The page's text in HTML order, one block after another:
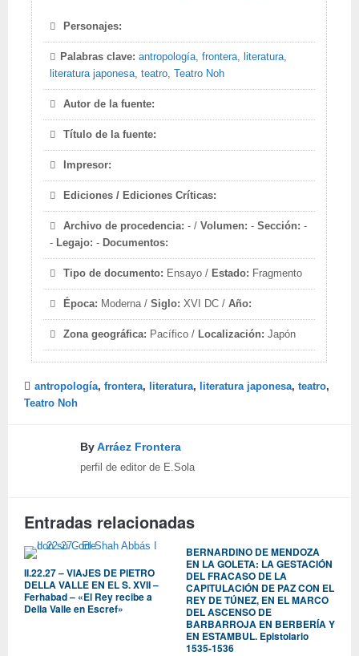
Personajes:
Palabras clave:antropología,frontera, literatura,
literatura japonesa,teatro, Teatro Noh
Autor de la fuente:
Título de la fuente:
Impresor:
Ediciones / Ediciones Críticas:
Archivo de procedencia: - /Volumen: -Sección: -
- Legajo: - Documentos:
Tipo de documento: Ensayo / Estado: Fragmento
Época: Moderna /Siglo: XVI DC /Año:
Zona geográfica: Pacífico / Localización: Japón
antropología, frontera, literatura, literatura japonesa, teatro,
Teatro Noh
ByArráez Frontera
perfil de editor de E.Sola
Entradas relacionadas
II.22.27 – VIAJES DE PIETRO
DELLA VALLE EN EL S. XVII –
Ferhabad – «El Rey recibe a
Della Valle en Escref»
BERNARDINO DE MENDOZA
EN LA GOLETA: LA GESTACIÓN
DEL FRACASO DE LA
CAPITULACIÓN DE PAZ CON EL
REY DE TÚNEZ, EN EL MARCO
DEL ASCENSO DE
BARBARROJA EN BERBERÍA Y
EN ESTAMBUL. Epistolario
1535-1536